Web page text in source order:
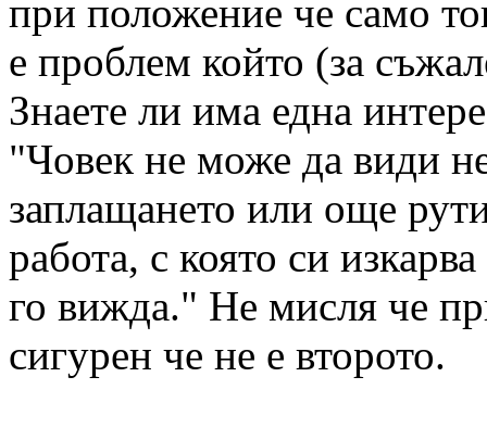
при положение че само
е проблем който (за
Знаете ли има една
"Човек не може да види
заплащането или още
работа, с която си
го вижда." Не мисля че
сигурен че не е второто.